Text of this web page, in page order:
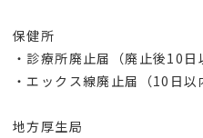
保健所
・診療所廃止届（廃止後10日
・エックス線廃止届（10日以
地方厚生局